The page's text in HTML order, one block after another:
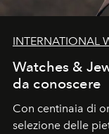
INTERNATIONAL
Watches &
da conoscere
Con centinaia di
selezione delle